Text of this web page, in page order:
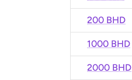
200 BHD
1000 BHD
2000 BHD